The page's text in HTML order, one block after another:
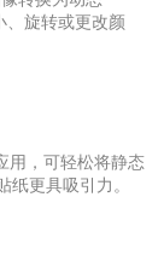
、旋转或更改颜
用，可轻松将静态
纸更具吸引力。